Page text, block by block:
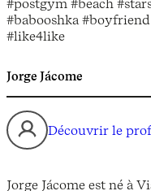
#postgym #beach
#babooshka
#like4like
Jorge Jácome
Découvrir le
Jorge Jácome est né à